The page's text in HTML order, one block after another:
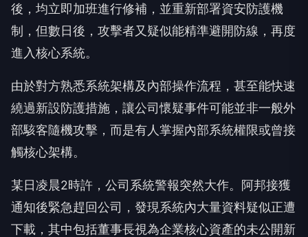
後，均立即加班進行修補，並重新部署資安防護機
制，但數日後，攻擊者又疑似能精準避開防線，再度
進入核心系統。
由於對方熟悉系統架構及內部操作流程，甚至能快速
繞過新設防護措施，讓公司懷疑事件可能並非一般外
部駭客隨機攻擊，而是有人掌握內部系統權限或曾接
觸核心架構。
某日凌晨2時許，公司系統警報突然大作。阿邦接獲
通知後緊急趕回公司，發現系統內大量資料疑似正遭
下載，其中包括董事長視為企業核心資產的未公開新